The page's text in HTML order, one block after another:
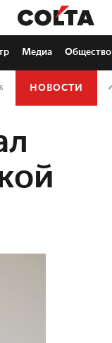
Медиа Общество
НОВОСТИ